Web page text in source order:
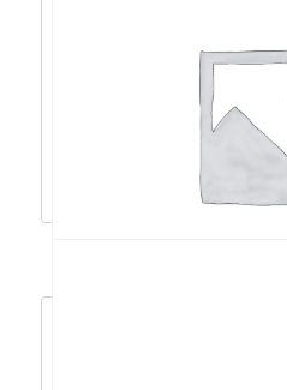
NVMe/DOS/5y –
583,54€